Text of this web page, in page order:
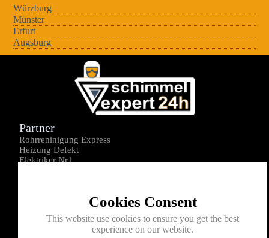
Würzburg
Münster
Erfurt
Augsburg
Cookies Consent
This website use cookies to ensure you get the best
experience on our website.
Partner
Rohrreninigung Express
Heizung Defekt
Elektriker Nr1
Kontakt